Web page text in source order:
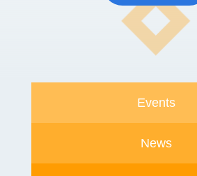
Events
News